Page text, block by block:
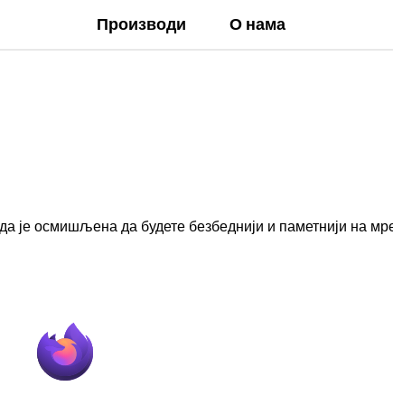
Производи О нама
је осмишљена да будете безбеднији и паметнији на